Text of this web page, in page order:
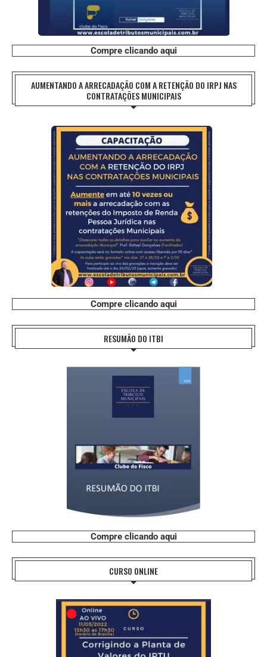
Compre clicando aqui
AUMENTANDO A ARRECADAÇÃO COM A RETENÇÃO DO IRPJ NAS
CONTRATAÇÕES MUNICIPAIS
Compre clicando aqui
RESUMÃO DO ITBI
Compre clicando aqui
CURSO ONLINE